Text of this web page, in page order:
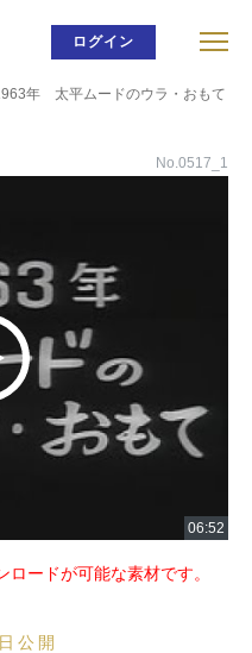
ログイン
年 太平ムードのウラ・おもて
No.0517_1
ードが可能な素材です。
公開